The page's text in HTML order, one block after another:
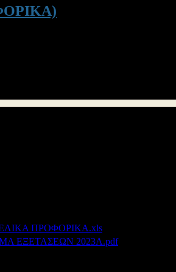
5.
ΠΡΟΦΟΡΙΚΑ.xls
ΕΞΕΤΑΣΕΩΝ 2023Α.pdf